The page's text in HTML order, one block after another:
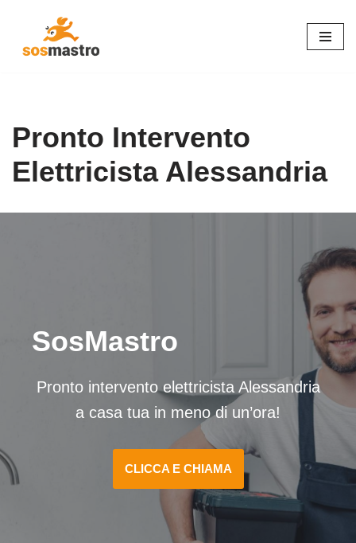
Pronto Intervento
Elettricista Alessandria
SosMastro
Pronto intervento elettricista Alessandria
a casa tua in meno di un’ora!
CLICCA E CHIAMA